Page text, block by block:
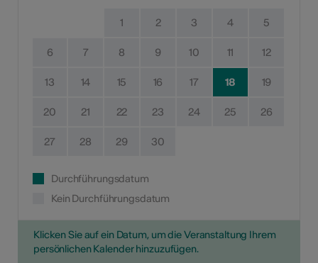
1 2 3 4 5
6 7 8 9 10 11 12
13 14 15 16 17 18 19
20 21 22 23 24 25 26
27 28 29 30
Durchführungsdatum
Kein Durchführungsdatum
Klicken Sie auf ein Datum, um die Veranstaltung Ihrem
persönlichen Kalender hinzuzufügen.